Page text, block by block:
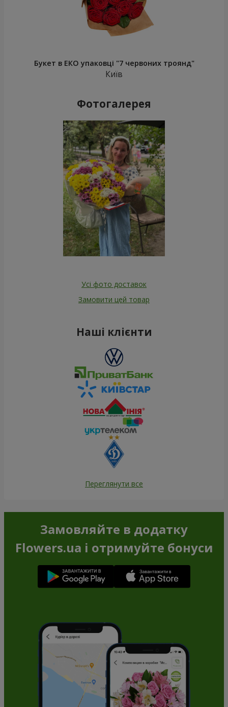
Букет в ЕКО упаковці "7 червоних троянд"
Київ
Фотогалерея
Усі фото доставок
Замовити цей товар
Наші клієнти
Переглянути все
Замовляйте в додатку
Flowers.ua і отримуйте бонуси